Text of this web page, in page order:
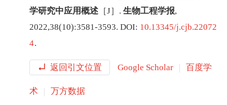
学研究中应用概述 ［J］. 生物工程学报,
2022,38(10):3581-3593. DOI: 10.13345/j.cjb.22072
4.
返回引文位置 Google Scholar 百度学
术 万方数据